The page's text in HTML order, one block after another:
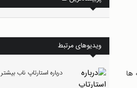
ها
ویدیوهای مرتبط
درباره استارتاپ ناب